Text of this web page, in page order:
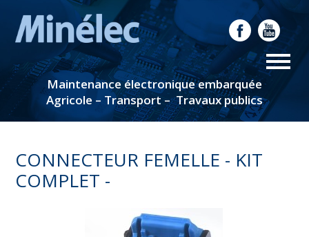
Maintenance électronique embarquée
Agricole – Transport – Travaux publics
CONNECTEUR FEMELLE - KIT
COMPLET -